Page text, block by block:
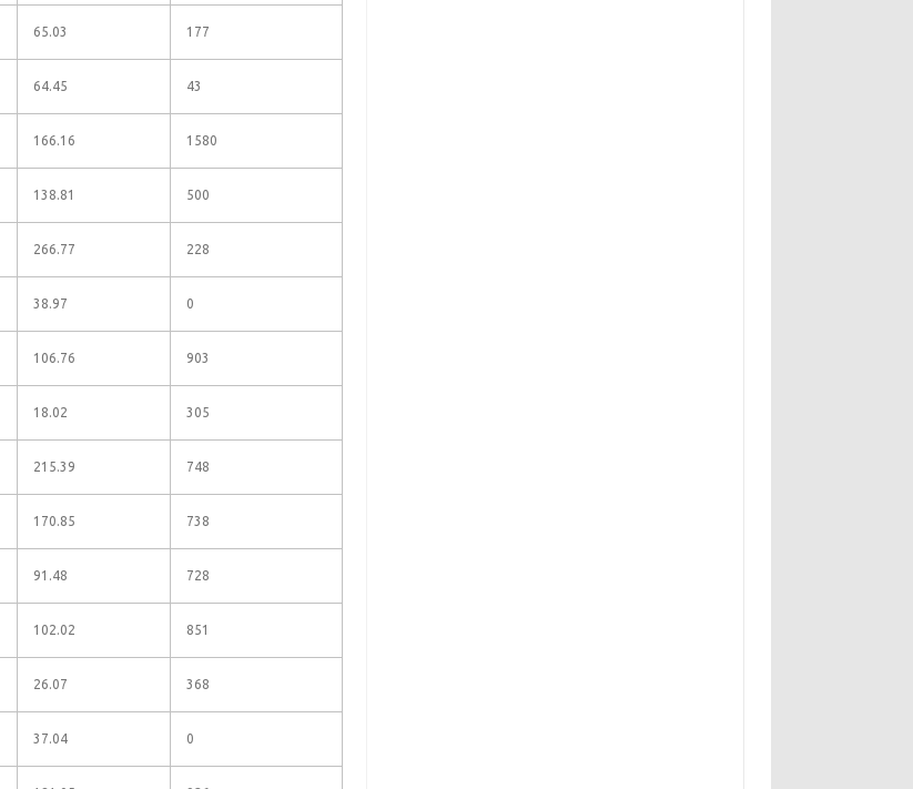
65.03 177
64.45 43
166.16 1580
138.81 500
266.77 228
38.97 0
106.76 903
18.02 305
215.39 748
170.85 738
91.48 728
102.02 851
26.07 368
37.04 0